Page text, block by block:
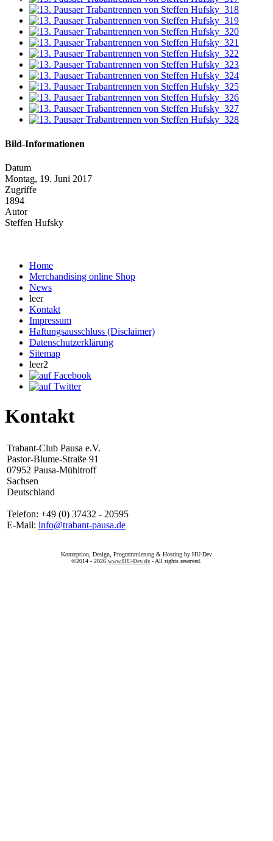
Bild-Informationen
Datum
Montag, 19. Juni 2017
Zugriffe
1894
Autor
Steffen Hufsky
Home
Merchandising online Shop
News
leer
Kontakt
Impressum
Haftungsausschluss (Disclaimer)
Datenschutzerklärung
Sitemap
leer2
Kontakt
Trabant-Club Pausa e.V.
Pastor-Blume-Straße 91
07952 Pausa-Mühltroff
Sachsen
Deutschland
Telefon: +49 (0) 37432 - 20595
E-Mail: info@trabant-pausa.de
Konzeption, Design, Programmierung & Hosting by HU-Dev
©2014 - 2026 www.HU-Dev.de - All rights reserved.